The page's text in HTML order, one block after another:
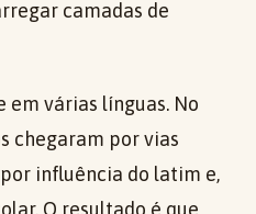
camadas de
em várias línguas. No
chegaram por vias
influência do latim e,
O resultado é que